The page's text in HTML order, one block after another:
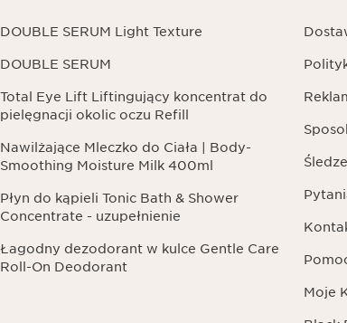
DOUBLE SERUM Light Texture
DOUBLE SERUM
Total Eye Lift Liftingujący koncentrat do
pielęgnacji okolic oczu Refill
Nawilżające Mleczko do Ciała | Body-
Smoothing Moisture Milk 400ml
Płyn do kąpieli Tonic Bath & Shower
Concentrate - uzupełnienie
Łagodny dezodorant w kulce Gentle Care
Roll-On Deodorant
Moje